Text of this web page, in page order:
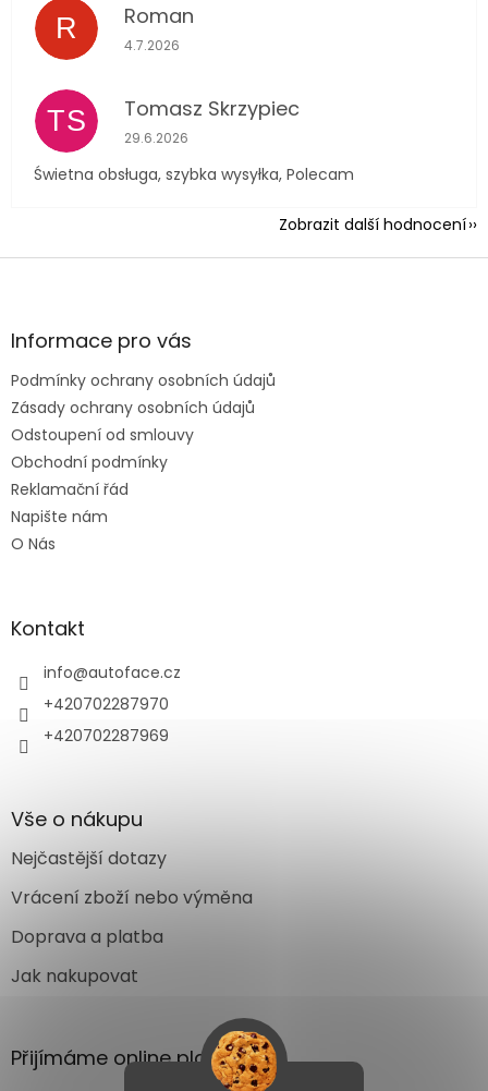
R Roman
Hodnocení obchodu je 5 z 5 hvězdiček.
4.7.2026
TS Tomasz Skrzypiec
Hodnocení obchodu je 5 z 5 hvězdiček.
29.6.2026
Świetna obsługa, szybka wysyłka, Polecam
Zobrazit další hodnocení
Z
aInformace pro vás
Podmínky ochrany osobních údajů
Zásady ochrany osobních údajů
Odstoupení od smlouvy
Obchodní podmínky
Reklamační řád
Napište nám
O Nás
Kontakt
info@autoface.cz
+420702287970
+420702287969
Vše o nákupu
Nejčastější dotazy
Vrácení zboží nebo výměna
Doprava a platba
Jak nakupovat
Přijímáme online platby